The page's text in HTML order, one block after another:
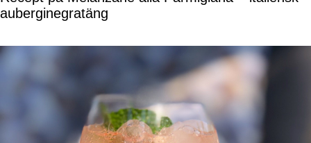
auberginegratäng